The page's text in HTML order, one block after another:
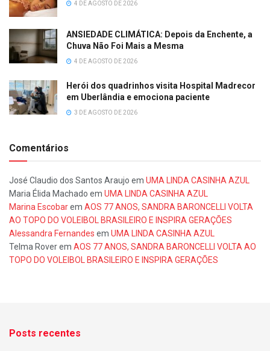
4 DE AGOSTO DE 2026
ANSIEDADE CLIMÁTICA: Depois da Enchente, a
Chuva Não Foi Mais a Mesma
4 DE AGOSTO DE 2026
Herói dos quadrinhos visita Hospital Madrecor
em Uberlândia e emociona paciente
3 DE AGOSTO DE 2026
Comentários
José Claudio dos Santos Araujo em UMA LINDA CASINHA AZUL
Maria Élida Machado em UMA LINDA CASINHA AZUL
Marina Escobarem AOS 77 ANOS, SANDRA BARONCELLI VOLTA
AO TOPO DO VOLEIBOL BRASILEIRO E INSPIRA GERAÇÕES
Alessandra Fernandes em UMA LINDA CASINHA AZUL
Telma Roverem AOS 77 ANOS, SANDRA BARONCELLI VOLTA AO
TOPO DO VOLEIBOL BRASILEIRO E INSPIRA GERAÇÕES
Posts recentes